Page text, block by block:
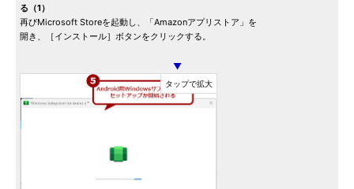
る（1）
再びMicrosoft Storeを起動し、「Amazonアプリストア」を
開き、［インストール］ボタンをクリックする。
▼